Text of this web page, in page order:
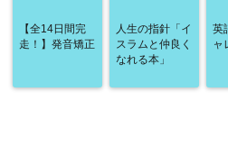
【全14日間完
走！】発音矯正
人生の指針「イ
スラムと仲良く
なれる本」
英
ャ